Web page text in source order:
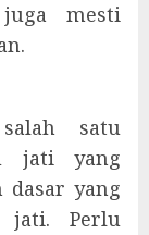
mesti
satu
jati yang
yang
jati. Perlu